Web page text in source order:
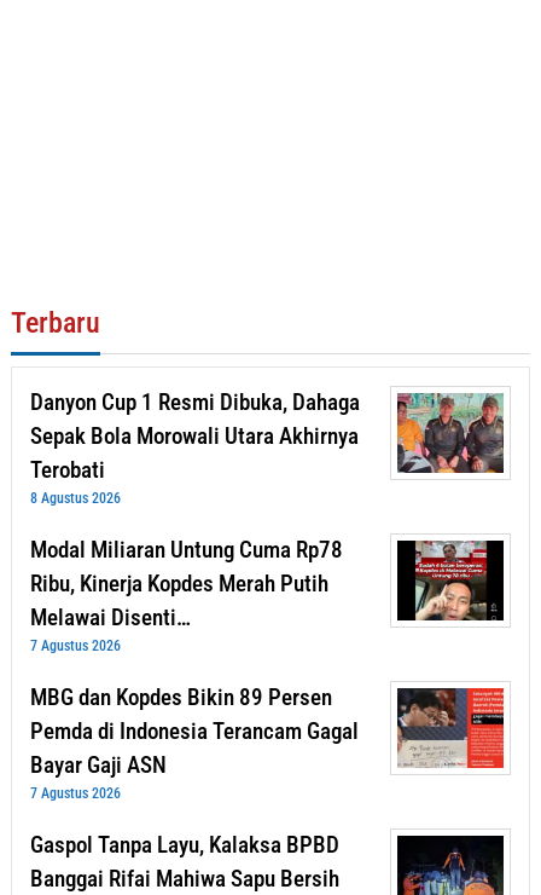
Terbaru
Danyon Cup 1 Resmi Dibuka, Dahaga
Sepak Bola Morowali Utara Akhirnya
Terobati
8 Agustus 2026
Modal Miliaran Untung Cuma Rp78
Ribu, Kinerja Kopdes Merah Putih
Melawai Disenti…
7 Agustus 2026
MBG dan Kopdes Bikin 89 Persen
Pemda di Indonesia Terancam Gagal
Bayar Gaji ASN
7 Agustus 2026
Gaspol Tanpa Layu, Kalaksa BPBD
Banggai Rifai Mahiwa Sapu Bersih